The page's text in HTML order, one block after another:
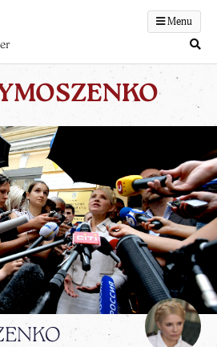
Menu